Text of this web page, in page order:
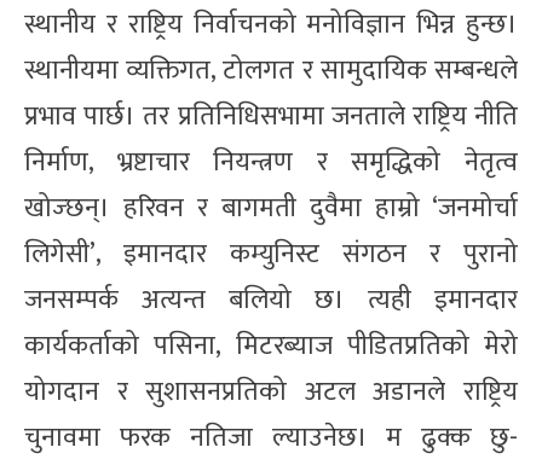
स्थानीय र राष्ट्रिय निर्वाचनको मनोविज्ञान भिन्न हुन्छ।
स्थानीयमा व्यक्तिगत, टोलगत र सामुदायिक सम्बन्धले
प्रभाव पार्छ। तर प्रतिनिधिसभामा जनताले राष्ट्रिय नीति
निर्माण, भ्रष्टाचार नियन्त्रण र समृद्धिको नेतृत्व
खोज्छन्। हरिवन र बागमती दुवैमा हाम्रो ‘जनमोर्चा
लिगेसी’, इमानदार कम्युनिस्ट संगठन र पुरानो
जनसम्पर्क अत्यन्त बलियो छ। त्यही इमानदार
कार्यकर्ताको पसिना, मिटरब्याज पीडितप्रतिको मेरो
योगदान र सुशासनप्रतिको अटल अडानले राष्ट्रिय
चुनावमा फरक नतिजा ल्याउनेछ। म ढुक्क छु-